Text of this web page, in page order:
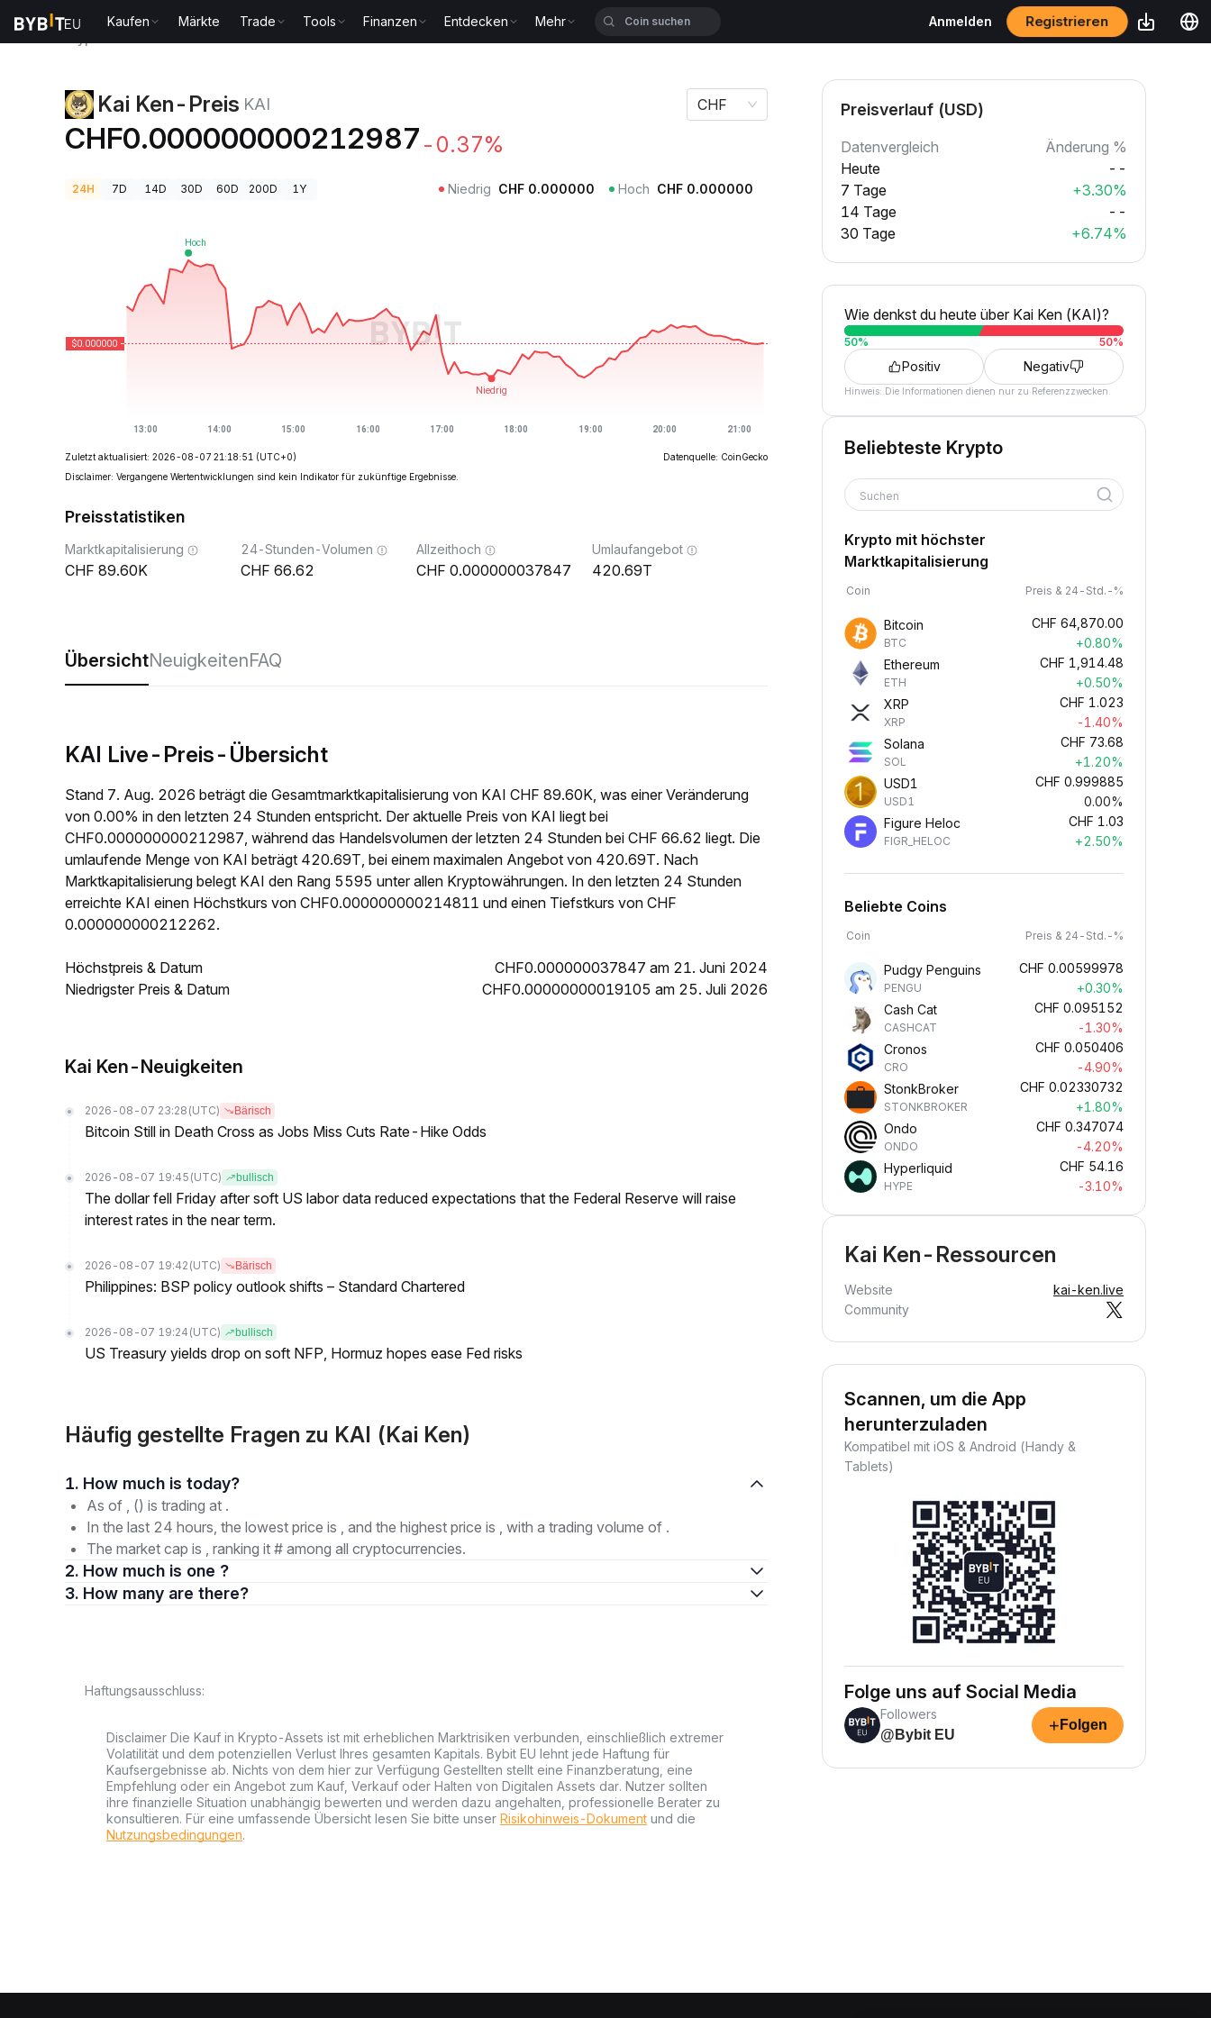
Kaufen Märkte Trade Tools Finanzen Entdecken Mehr Anmelden Registrieren
Kai Ken-Preis KAI
CHF0.000000000212987 -0.37%
CHF
24H 7D 14D 30D 60D 200D 1Y Niedrig CHF 0.000000 Hoch CHF 0.000000
Zuletzt aktualisiert: 2026-08-07 21:18:51 (UTC+0)
Datenquelle: CoinGecko
Disclaimer: Vergangene Wertentwicklungen sind kein Indikator für zukünftige Ergebnisse.
Preisstatistiken
Marktkapitalisierung
89.60K
24-Stunden-Volumen
66.62
Allzeithoch
0.000000037847
Umlaufangebot
420.69T
ÜbersichtNeuigkeitenFAQ
KAI Live-Preis-Übersicht
Stand 7. Aug. 2026 beträgt die Gesamtmarktkapitalisierung von KAI CHF 89.60K, was einer Veränderung
von 0.00% in den letzten 24 Stunden entspricht. Der aktuelle Preis von KAI liegt bei
CHF0.000000000212987, während das Handelsvolumen der letzten 24 Stunden bei CHF 66.62 liegt. Die
umlaufende Menge von KAI beträgt 420.69T, bei einem maximalen Angebot von 420.69T. Nach
Marktkapitalisierung belegt KAI den Rang 5595 unter allen Kryptowährungen. In den letzten 24 Stunden
erreichte KAI einen Höchstkurs von CHF0.000000000214811 und einen Tiefstkurs von CHF
0.000000000212262.
Höchstpreis & Datum
CHF0.000000037847 am 21. Juni 2024
Niedrigster Preis & Datum
CHF0.00000000019105 am 25. Juli 2026
Kai Ken-Neuigkeiten
2026-08-07 23:28 (UTC) Bärisch
Bitcoin Still in Death Cross as Jobs Miss Cuts Rate-Hike Odds
2026-08-07 19:45 (UTC) bullisch
The dollar fell Friday after soft US labor data reduced expectations that the Federal Reserve will raise
interest rates in the near term.
2026-08-07 19:42 (UTC) Bärisch
Philippines: BSP policy outlook shifts – Standard Chartered
2026-08-07 19:24 (UTC) bullisch
US Treasury yields drop on soft NFP, Hormuz hopes ease Fed risks
Häufig gestellte Fragen zu KAI (Kai Ken)
1. How much is today?
As of , () is trading at .
In the last 24 hours, the lowest price is , and the highest price is , with a trading volume of .
The market cap is , ranking it # among all cryptocurrencies.
2. How much is one ?
3. How many are there?
Haftungsausschluss:
Disclaimer Die Kauf in Krypto-Assets ist mit erheblichen Marktrisiken verbunden, einschließlich extremer
Volatilität und dem potenziellen Verlust Ihres gesamten Kapitals. Bybit EU lehnt jede Haftung für
Kaufsergebnisse ab. Nichts von dem hier zur Verfügung Gestellten stellt eine Finanzberatung, eine
Empfehlung oder ein Angebot zum Kauf, Verkauf oder Halten von Digitalen Assets dar. Nutzer sollten
ihre finanzielle Situation unabhängig bewerten und werden dazu angehalten, professionelle Berater zu
konsultieren. Für eine umfassende Übersicht lesen Sie bitte unser Risikohinweis-Dokument und die
Nutzungsbedingungen.
Preisverlauf (USD)
Datenvergleich
Änderung %
Heute
--
7 Tage
+3.30%
14 Tage
--
30 Tage
+6.74%
Wie denkst du heute über Kai Ken (KAI)?
50% 50%
Positiv Negativ
Hinweis: Die Informationen dienen nur zu Referenzzwecken.
Beliebteste Krypto
Suchen
Krypto mit höchster
Marktkapitalisierung
Coin Preis & 24-Std.-%
Bitcoin
BTC
CHF 64,870.00
+0.80%
Ethereum
ETH
CHF 1,914.48
+0.50%
XRP
XRP
CHF 1.023
-1.40%
Solana
SOL
CHF 73.68
+1.20%
USD1
USD1
CHF 0.999885
0.00%
Figure Heloc
FIGR_HELOC
CHF 1.03
+2.50%
Beliebte Coins
Coin Preis & 24-Std.-%
Pudgy Penguins
PENGU
CHF 0.00599978
+0.30%
Cash Cat
CASHCAT
CHF 0.095152
-1.30%
Cronos
CRO
CHF 0.050406
-4.90%
StonkBroker
STONKBROKER
CHF 0.02330732
+1.80%
Ondo
ONDO
CHF 0.347074
-4.20%
Hyperliquid
HYPE
CHF 54.16
-3.10%
Kai Ken-Ressourcen
Website
kai-ken.live
Community
Scannen, um die App
herunterzuladen
Kompatibel mit iOS & Android (Handy &
Tablets)
Folge uns auf Social Media
Followers
@Bybit EU
+ Folgen